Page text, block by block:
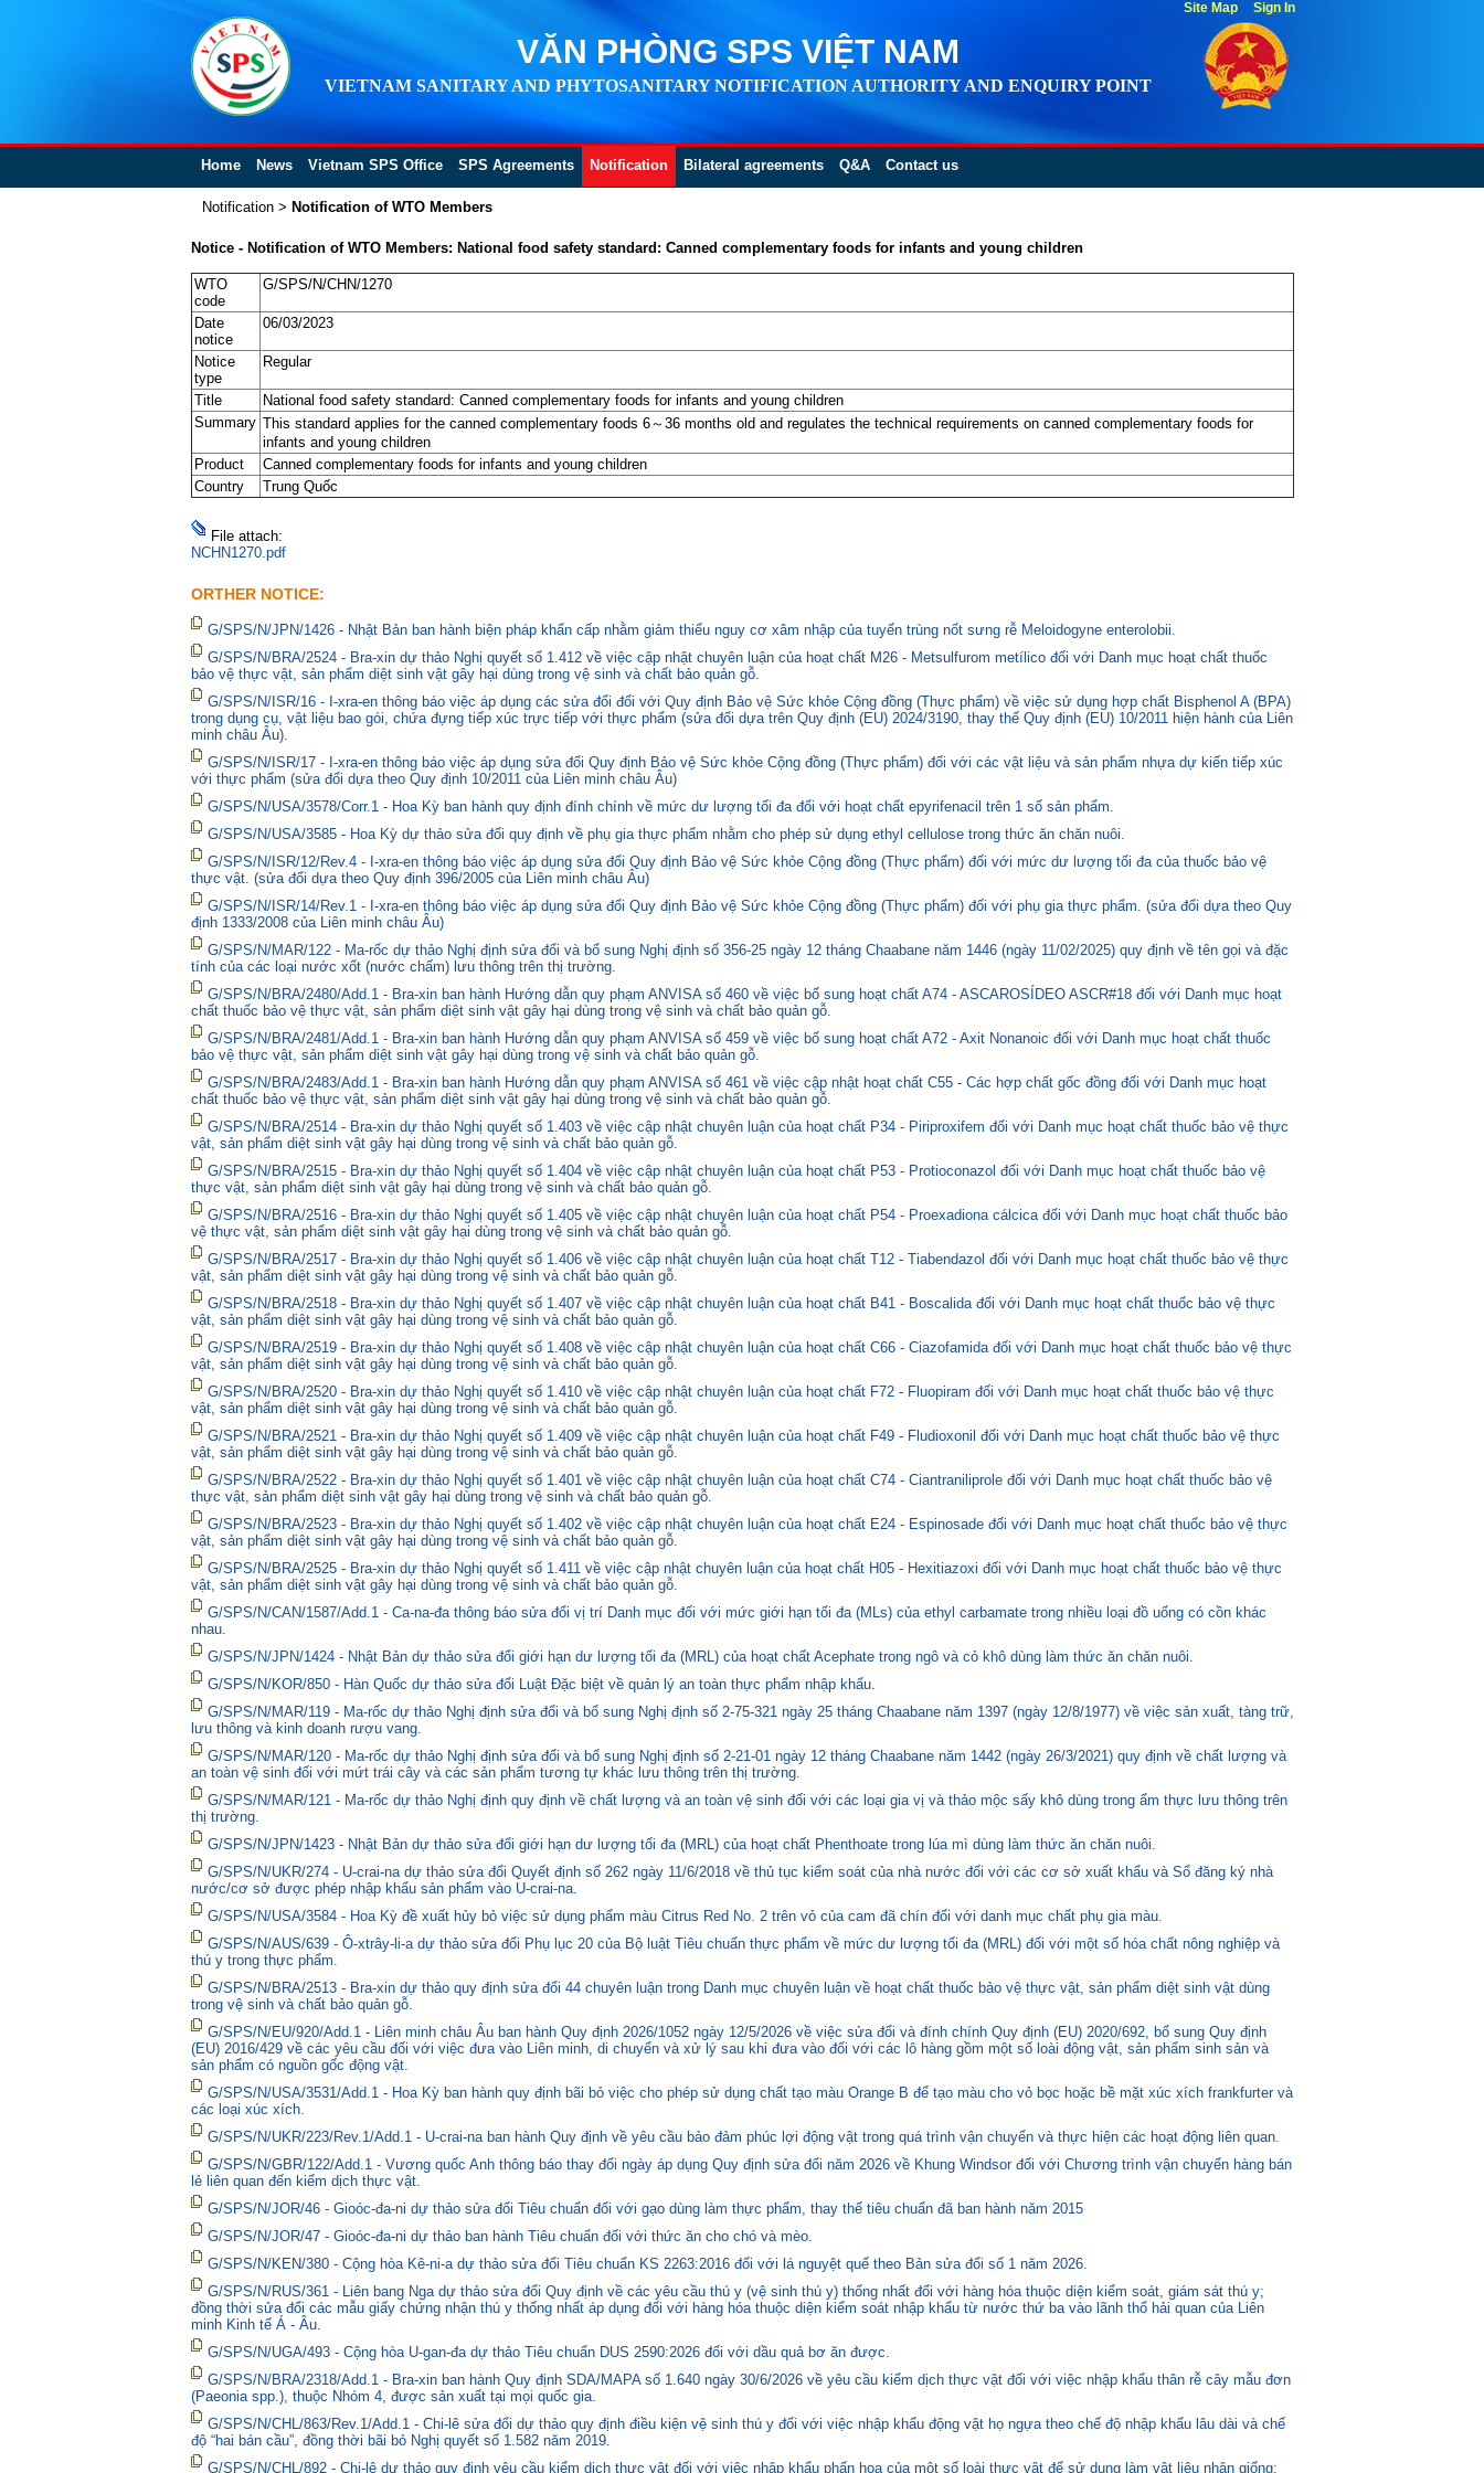
VĂN PHÒNG SPS VIỆT NAM
VIETNAM SANITARY AND PHYTOSANITARY NOTIFICATION AUTHORITY AND ENQUIRY POINT
Home News Vietnam SPS Office SPS Agreements Notification Bilateral agreements Q&A Contact us
Notification> Notification of WTO Members
Notice - Notification of WTO Members: National food safety standard: Canned complementary foods for infants and young children
WTO
code
G/SPS/N/CHN/1270
Date
notice
06/03/2023
Notice
type
Regular
Title
National food safety standard: Canned complementary foods for infants and young children
Summary This standard applies for the canned complementary foods 6～36 months old and regulates the technical requirements on canned complementary foods for
infants and young children
Product
Canned complementary foods for infants and young children
Country
Trung Quốc
File attach:
NCHN1270.pdf
ORTHER NOTICE:
G/SPS/N/JPN/1426 - Nhật Bản ban hành biện pháp khẩn cấp nhằm giảm thiểu nguy cơ xâm nhập của tuyến trùng nốt sưng rễ Meloidogyne enterolobii.
G/SPS/N/BRA/2524 - Bra-xin dự thảo Nghị quyết số 1.412 về việc cập nhật chuyên luận của hoạt chất M26 - Metsulfurom metílico đối với Danh mục hoạt chất thuốc
bảo vệ thực vật, sản phẩm diệt sinh vật gây hại dùng trong vệ sinh và chất bảo quản gỗ.
G/SPS/N/ISR/16 - I-xra-en thông báo việc áp dụng các sửa đổi đối với Quy định Bảo vệ Sức khỏe Cộng đồng (Thực phẩm) về việc sử dụng hợp chất Bisphenol A (BPA)
trong dụng cụ, vật liệu bao gói, chứa đựng tiếp xúc trực tiếp với thực phẩm (sửa đổi dựa trên Quy định (EU) 2024/3190, thay thế Quy định (EU) 10/2011 hiện hành của Liên
minh châu Âu).
G/SPS/N/ISR/17 - I-xra-en thông báo việc áp dụng sửa đổi Quy định Bảo vệ Sức khỏe Cộng đồng (Thực phẩm) đối với các vật liệu và sản phẩm nhựa dự kiến tiếp xúc
với thực phẩm (sửa đổi dựa theo Quy định 10/2011 của Liên minh châu Âu)
G/SPS/N/USA/3578/Corr.1 - Hoa Kỳ ban hành quy định đính chính về mức dư lượng tối đa đối với hoạt chất epyrifenacil trên 1 số sản phẩm.
G/SPS/N/USA/3585 - Hoa Kỳ dự thảo sửa đổi quy định về phụ gia thực phẩm nhằm cho phép sử dụng ethyl cellulose trong thức ăn chăn nuôi.
G/SPS/N/ISR/12/Rev.4 - I-xra-en thông báo việc áp dụng sửa đổi Quy định Bảo vệ Sức khỏe Cộng đồng (Thực phẩm) đối với mức dư lượng tối đa của thuốc bảo vệ
thực vật. (sửa đổi dựa theo Quy định 396/2005 của Liên minh châu Âu)
G/SPS/N/ISR/14/Rev.1 - I-xra-en thông báo việc áp dụng sửa đổi Quy định Bảo vệ Sức khỏe Cộng đồng (Thực phẩm) đối với phụ gia thực phẩm. (sửa đổi dựa theo Quy
định 1333/2008 của Liên minh châu Âu)
G/SPS/N/MAR/122 - Ma-rốc dự thảo Nghị định sửa đổi và bổ sung Nghị định số 356-25 ngày 12 tháng Chaabane năm 1446 (ngày 11/02/2025) quy định về tên gọi và đặc
tính của các loại nước xốt (nước chấm) lưu thông trên thị trường.
G/SPS/N/BRA/2480/Add.1 - Bra-xin ban hành Hướng dẫn quy phạm ANVISA số 460 về việc bổ sung hoạt chất A74 - ASCAROSÍDEO ASCR#18 đối với Danh mục hoạt
chất thuốc bảo vệ thực vật, sản phẩm diệt sinh vật gây hại dùng trong vệ sinh và chất bảo quản gỗ.
G/SPS/N/BRA/2481/Add.1 - Bra-xin ban hành Hướng dẫn quy phạm ANVISA số 459 về việc bổ sung hoạt chất A72 - Axit Nonanoic đối với Danh mục hoạt chất thuốc
bảo vệ thực vật, sản phẩm diệt sinh vật gây hại dùng trong vệ sinh và chất bảo quản gỗ.
G/SPS/N/BRA/2483/Add.1 - Bra-xin ban hành Hướng dẫn quy phạm ANVISA số 461 về việc cập nhật hoạt chất C55 - Các hợp chất gốc đồng đối với Danh mục hoạt
chất thuốc bảo vệ thực vật, sản phẩm diệt sinh vật gây hại dùng trong vệ sinh và chất bảo quản gỗ.
G/SPS/N/BRA/2514 - Bra-xin dự thảo Nghị quyết số 1.403 về việc cập nhật chuyên luận của hoạt chất P34 - Piriproxifem đối với Danh mục hoạt chất thuốc bảo vệ thực
vật, sản phẩm diệt sinh vật gây hại dùng trong vệ sinh và chất bảo quản gỗ.
G/SPS/N/BRA/2515 - Bra-xin dự thảo Nghị quyết số 1.404 về việc cập nhật chuyên luận của hoạt chất P53 - Protioconazol đối với Danh mục hoạt chất thuốc bảo vệ
thực vật, sản phẩm diệt sinh vật gây hại dùng trong vệ sinh và chất bảo quản gỗ.
G/SPS/N/BRA/2516 - Bra-xin dự thảo Nghị quyết số 1.405 về việc cập nhật chuyên luận của hoạt chất P54 - Proexadiona cálcica đối với Danh mục hoạt chất thuốc bảo
vệ thực vật, sản phẩm diệt sinh vật gây hại dùng trong vệ sinh và chất bảo quản gỗ.
G/SPS/N/BRA/2517 - Bra-xin dự thảo Nghị quyết số 1.406 về việc cập nhật chuyên luận của hoạt chất T12 - Tiabendazol đối với Danh mục hoạt chất thuốc bảo vệ thực
vật, sản phẩm diệt sinh vật gây hại dùng trong vệ sinh và chất bảo quản gỗ.
G/SPS/N/BRA/2518 - Bra-xin dự thảo Nghị quyết số 1.407 về việc cập nhật chuyên luận của hoạt chất B41 - Boscalida đối với Danh mục hoạt chất thuốc bảo vệ thực
vật, sản phẩm diệt sinh vật gây hại dùng trong vệ sinh và chất bảo quản gỗ.
G/SPS/N/BRA/2519 - Bra-xin dự thảo Nghị quyết số 1.408 về việc cập nhật chuyên luận của hoạt chất C66 - Ciazofamida đối với Danh mục hoạt chất thuốc bảo vệ thực
vật, sản phẩm diệt sinh vật gây hại dùng trong vệ sinh và chất bảo quản gỗ.
G/SPS/N/BRA/2520 - Bra-xin dự thảo Nghị quyết số 1.410 về việc cập nhật chuyên luận của hoạt chất F72 - Fluopiram đối với Danh mục hoạt chất thuốc bảo vệ thực
vật, sản phẩm diệt sinh vật gây hại dùng trong vệ sinh và chất bảo quản gỗ.
G/SPS/N/BRA/2521 - Bra-xin dự thảo Nghị quyết số 1.409 về việc cập nhật chuyên luận của hoạt chất F49 - Fludioxonil đối với Danh mục hoạt chất thuốc bảo vệ thực
vật, sản phẩm diệt sinh vật gây hại dùng trong vệ sinh và chất bảo quản gỗ.
G/SPS/N/BRA/2522 - Bra-xin dự thảo Nghị quyết số 1.401 về việc cập nhật chuyên luận của hoạt chất C74 - Ciantraniliprole đối với Danh mục hoạt chất thuốc bảo vệ
thực vật, sản phẩm diệt sinh vật gây hại dùng trong vệ sinh và chất bảo quản gỗ.
G/SPS/N/BRA/2523 - Bra-xin dự thảo Nghị quyết số 1.402 về việc cập nhật chuyên luận của hoạt chất E24 - Espinosade đối với Danh mục hoạt chất thuốc bảo vệ thực
vật, sản phẩm diệt sinh vật gây hại dùng trong vệ sinh và chất bảo quản gỗ.
G/SPS/N/BRA/2525 - Bra-xin dự thảo Nghị quyết số 1.411 về việc cập nhật chuyên luận của hoạt chất H05 - Hexitiazoxi đối với Danh mục hoạt chất thuốc bảo vệ thực
vật, sản phẩm diệt sinh vật gây hại dùng trong vệ sinh và chất bảo quản gỗ.
G/SPS/N/CAN/1587/Add.1 - Ca-na-đa thông báo sửa đổi vị trí Danh mục đối với mức giới hạn tối đa (MLs) của ethyl carbamate trong nhiều loại đồ uống có cồn khác
nhau.
G/SPS/N/JPN/1424 - Nhật Bản dự thảo sửa đổi giới hạn dư lượng tối đa (MRL) của hoạt chất Acephate trong ngô và cỏ khô dùng làm thức ăn chăn nuôi.
G/SPS/N/KOR/850 - Hàn Quốc dự thảo sửa đổi Luật Đặc biệt về quản lý an toàn thực phẩm nhập khẩu.
G/SPS/N/MAR/119 - Ma-rốc dự thảo Nghị định sửa đổi và bổ sung Nghị định số 2-75-321 ngày 25 tháng Chaabane năm 1397 (ngày 12/8/1977) về việc sản xuất, tàng trữ,
lưu thông và kinh doanh rượu vang.
G/SPS/N/MAR/120 - Ma-rốc dự thảo Nghị định sửa đổi và bổ sung Nghị định số 2-21-01 ngày 12 tháng Chaabane năm 1442 (ngày 26/3/2021) quy định về chất lượng và
an toàn vệ sinh đối với mứt trái cây và các sản phẩm tương tự khác lưu thông trên thị trường.
G/SPS/N/MAR/121 - Ma-rốc dự thảo Nghị định quy định về chất lượng và an toàn vệ sinh đối với các loại gia vị và thảo mộc sấy khô dùng trong ẩm thực lưu thông trên
thị trường.
G/SPS/N/JPN/1423 - Nhật Bản dự thảo sửa đổi giới hạn dư lượng tối đa (MRL) của hoạt chất Phenthoate trong lúa mì dùng làm thức ăn chăn nuôi.
G/SPS/N/UKR/274 - U-crai-na dự thảo sửa đổi Quyết định số 262 ngày 11/6/2018 về thủ tục kiểm soát của nhà nước đối với các cơ sở xuất khẩu và Sổ đăng ký nhà
nước/cơ sở được phép nhập khẩu sản phẩm vào U-crai-na.
G/SPS/N/USA/3584 - Hoa Kỳ đề xuất hủy bỏ việc sử dụng phẩm màu Citrus Red No. 2 trên vỏ của cam đã chín đối với danh mục chất phụ gia màu.
G/SPS/N/AUS/639 - Ô-xtrây-li-a dự thảo sửa đổi Phụ lục 20 của Bộ luật Tiêu chuẩn thực phẩm về mức dư lượng tối đa (MRL) đối với một số hóa chất nông nghiệp và
thú y trong thực phẩm.
G/SPS/N/BRA/2513 - Bra-xin dự thảo quy định sửa đổi 44 chuyên luận trong Danh mục chuyên luận về hoạt chất thuốc bảo vệ thực vật, sản phẩm diệt sinh vật dùng
trong vệ sinh và chất bảo quản gỗ.
G/SPS/N/EU/920/Add.1 - Liên minh châu Âu ban hành Quy định 2026/1052 ngày 12/5/2026 về việc sửa đổi và đính chính Quy định (EU) 2020/692, bổ sung Quy định
(EU) 2016/429 về các yêu cầu đối với việc đưa vào Liên minh, di chuyển và xử lý sau khi đưa vào đối với các lô hàng gồm một số loài động vật, sản phẩm sinh sản và
sản phẩm có nguồn gốc động vật.
G/SPS/N/USA/3531/Add.1 - Hoa Kỳ ban hành quy định bãi bỏ việc cho phép sử dụng chất tạo màu Orange B để tạo màu cho vỏ bọc hoặc bề mặt xúc xích frankfurter và
các loại xúc xích.
G/SPS/N/UKR/223/Rev.1/Add.1 - U-crai-na ban hành Quy định về yêu cầu bảo đảm phúc lợi động vật trong quá trình vận chuyển và thực hiện các hoạt động liên quan.
G/SPS/N/GBR/122/Add.1 - Vương quốc Anh thông báo thay đổi ngày áp dụng Quy định sửa đổi năm 2026 về Khung Windsor đối với Chương trình vận chuyển hàng bán
lẻ liên quan đến kiểm dịch thực vật.
G/SPS/N/JOR/46 - Gioóc-đa-ni dự thảo sửa đổi Tiêu chuẩn đối với gạo dùng làm thực phẩm, thay thế tiêu chuẩn đã ban hành năm 2015
G/SPS/N/JOR/47 - Gioóc-đa-ni dự thảo ban hành Tiêu chuẩn đối với thức ăn cho chó và mèo.
G/SPS/N/KEN/380 - Cộng hòa Kê-ni-a dự thảo sửa đổi Tiêu chuẩn KS 2263:2016 đối với lá nguyệt quế theo Bản sửa đổi số 1 năm 2026.
G/SPS/N/RUS/361 - Liên bang Nga dự thảo sửa đổi Quy định về các yêu cầu thú y (vệ sinh thú y) thống nhất đối với hàng hóa thuộc diện kiểm soát, giám sát thú y;
đồng thời sửa đổi các mẫu giấy chứng nhận thú y thống nhất áp dụng đối với hàng hóa thuộc diện kiểm soát nhập khẩu từ nước thứ ba vào lãnh thổ hải quan của Liên
minh Kinh tế Á - Âu.
G/SPS/N/UGA/493 - Cộng hòa U-gan-đa dự thảo Tiêu chuẩn DUS 2590:2026 đối với dầu quả bơ ăn được.
G/SPS/N/BRA/2318/Add.1 - Bra-xin ban hành Quy định SDA/MAPA số 1.640 ngày 30/6/2026 về yêu cầu kiểm dịch thực vật đối với việc nhập khẩu thân rễ cây mẫu đơn
(Paeonia spp.), thuộc Nhóm 4, được sản xuất tại mọi quốc gia.
G/SPS/N/CHL/863/Rev.1/Add.1 - Chi-lê sửa đổi dự thảo quy định điều kiện vệ sinh thú y đối với việc nhập khẩu động vật họ ngựa theo chế độ nhập khẩu lâu dài và chế
độ “hai bán cầu”, đồng thời bãi bỏ Nghị quyết số 1.582 năm 2019.
G/SPS/N/CHL/892 - Chi-lê dự thảo quy định yêu cầu kiểm dịch thực vật đối với việc nhập khẩu phấn hoa của một số loài thực vật để sử dụng làm vật liệu nhân giống;
Site Map Sign In